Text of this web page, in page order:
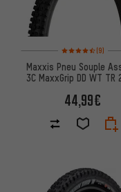
Note moyenne :
(9)
Maxxis Pneu Souple
3C MaxxGrip DD WT TR
44,99€